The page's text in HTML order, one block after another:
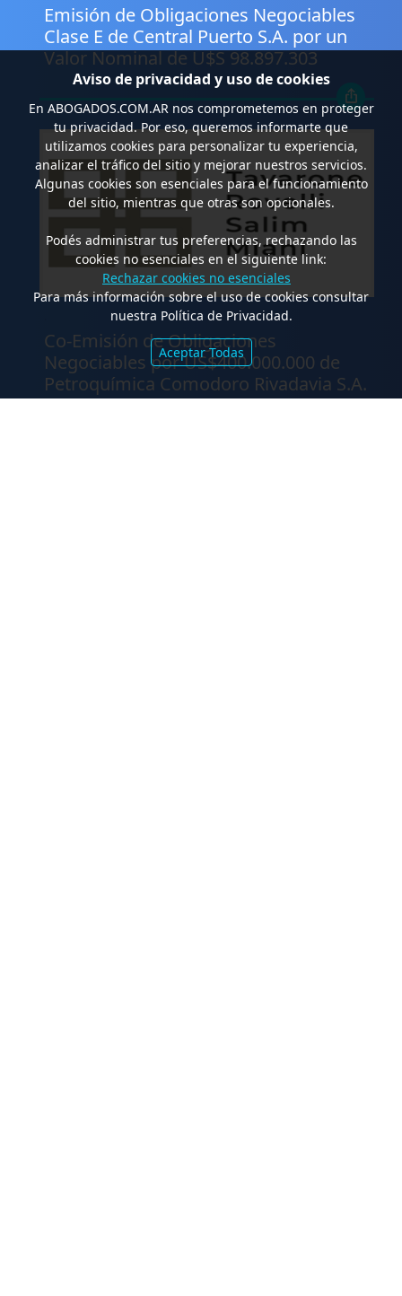
Emisión de Obligaciones Negociables
Clase E de Central Puerto S.A. por un
Valor Nominal de U$S 98.897.303
Co-Emisión de Obligaciones
Negociables por US$400.000.000 de
Petroquímica Comodoro Rivadavia S.A.
y Luz de Tres Picos S.A. en el mercado
Aviso de privacidad y uso de cookies
En ABOGADOS.COM.ARnos comprometemos en proteger
tu privacidad. Por eso, queremos informarte que
utilizamos cookies para personalizar tu experiencia,
analizar el tráfico del sitio y mejorar nuestros servicios.
Algunas cookies son esenciales para el funcionamiento
del sitio, mientras que otras son opcionales.
Podés administrar tus preferencias, rechazando las
cookies no esenciales en el siguiente link:
Rechazar cookies no esenciales
Para más información sobre el uso de cookies consultar
nuestra Política de Privacidad.
Aceptar Todas